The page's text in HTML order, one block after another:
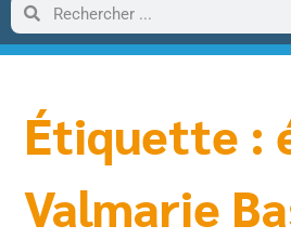
Étiquette :
Valmarie